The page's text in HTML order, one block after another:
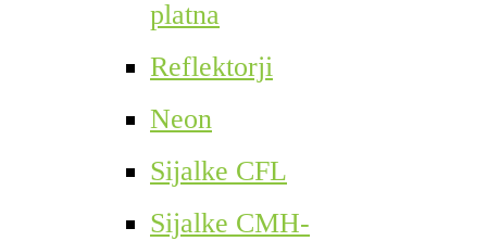
platna
Reflektorji
Neon
Sijalke CFL
Sijalke CMH-